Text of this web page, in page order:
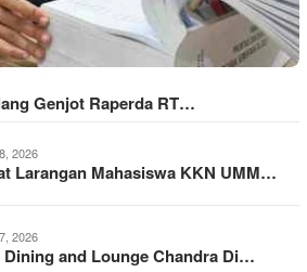
Genjot Raperda RT…
2026
Larangan Mahasiswa KKN UMM…
2026
and Lounge Chandra Di…